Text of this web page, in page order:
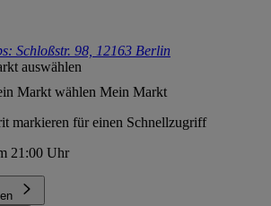
Schloßstr. 98, 12163 Berlin
auswählen
Markt wählen Mein Markt
markieren für einen Schnellzugriff
21:00 Uhr